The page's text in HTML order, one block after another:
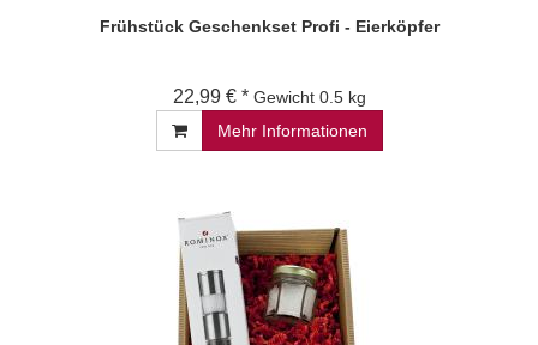
Frühstück Geschenkset Profi - Eierköpfer
22,99 € * Gewicht 0.5 kg
Mehr Informationen